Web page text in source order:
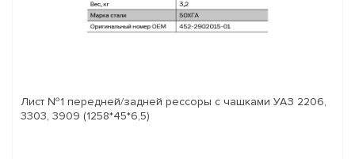
Лист №1 передней/задней рессоры с чашками УАЗ 2206,
3303, 3909 (1258*45*6,5)